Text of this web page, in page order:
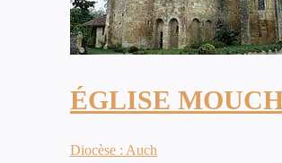
ÉGLISE
Diocèse : Auch